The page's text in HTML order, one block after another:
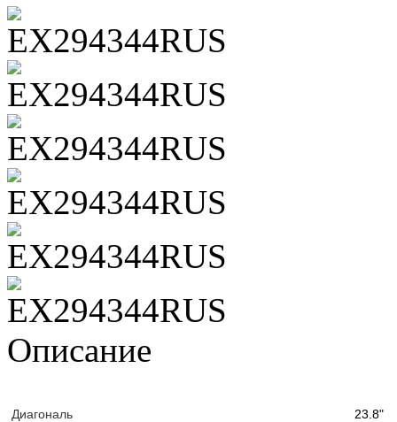
Описание
Диагональ 23.8"